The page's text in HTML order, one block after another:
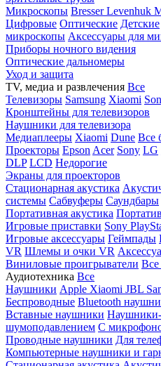
Микроскопы BresserLevenhuk
Цифровые Оптические Детские
микроскопы Аксессуары для
Приборы ночного видения
Оптические дальномеры
Уход и защита
TV, медиа и развлечения Все
Телевизоры Samsung Xiaomi
Кронштейны для телевизоров
Наушники для телевизора
Медиаплееры Xiaomi Dune Все
Проекторы Epson Acer Sony LG
DLP LCD Недорогие
Экраны для проекторов
Стационарная акустика
системы Сабвуферы Саундбары
Портативная акустика
Игровые приставки Sony
Игровые аксессуары Геймпады
VR Шлемы и очки VR
Виниловые проигрыватели
Аудиотехника Все
Наушники Apple Xiaomi JBL
Беспроводные Bluetooth
Вставные наушники
шумоподавлением С
Проводные наушники Для
Компьютерные наушники и